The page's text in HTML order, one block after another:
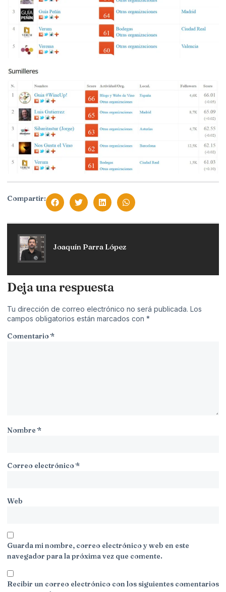
Compartir:
Joaquín Parra López
Deja una respuesta
Tu dirección de correo electrónico no será publicada. Los
campos obligatorios están marcados con *
Comentario*
Nombre*
Correo electrónico*
Web
Guarda mi nombre, correo electrónico y web en este
navegador para la próxima vez que comente.
Recibir un correo electrónico con los siguientes comentarios